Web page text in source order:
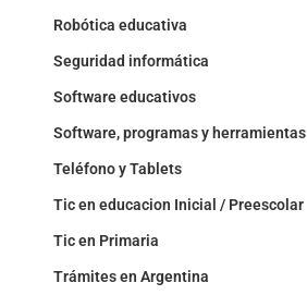
Robótica educativa
Seguridad informática
Software educativos
Software, programas y herramientas
Teléfono y Tablets
Tic en educacion Inicial / Preescolar
Tic en Primaria
Trámites en Argentina